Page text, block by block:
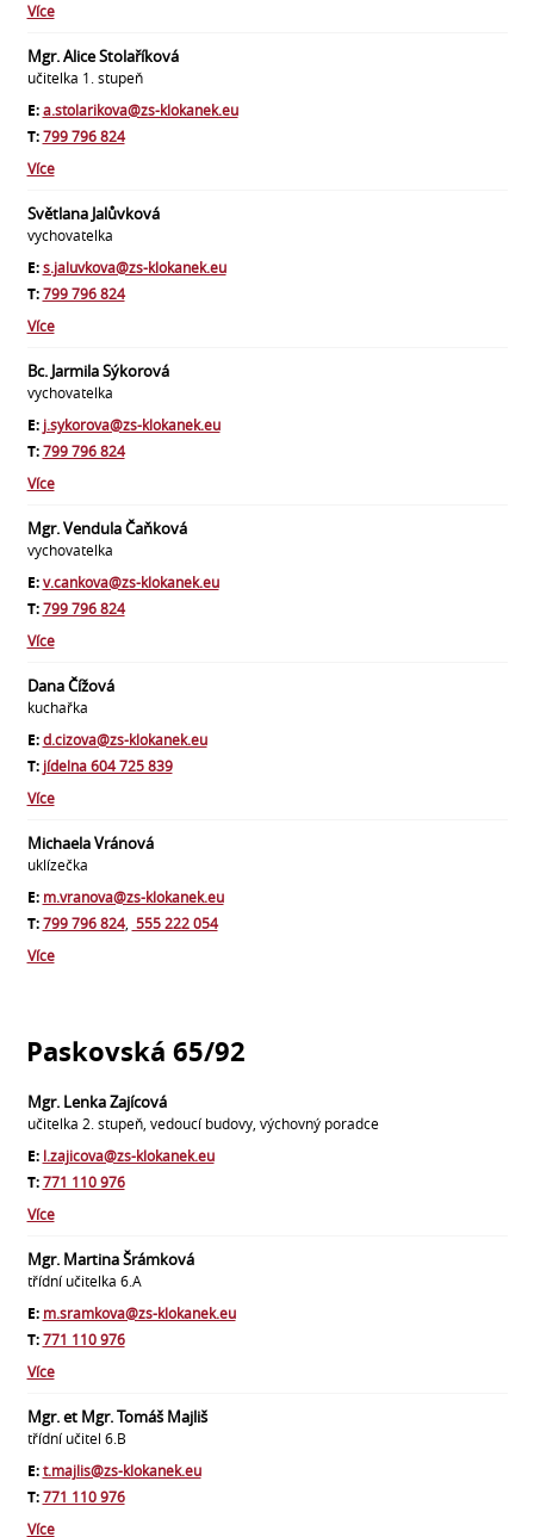
Více
Mgr. Alice Stolaříková
učitelka 1. stupeň
E:a.stolarikova@zs-klokanek.eu
T:799 796 824
Více
Světlana Jalůvková
vychovatelka
E:s.jaluvkova@zs-klokanek.eu
T:799 796 824
Více
Bc. Jarmila Sýkorová
vychovatelka
E: j.sykorova@zs-klokanek.eu
T:799 796 824
Více
Mgr. Vendula Čaňková
vychovatelka
E:v.cankova@zs-klokanek.eu
T:799 796 824
Více
Dana Čížová
kuchařka
E:d.cizova@zs-klokanek.eu
T: jídelna 604 725 839
Více
Michaela Vránová
uklízečka
E: m.vranova@zs-klokanek.eu
T:799 796 824, 555 222 054
Více
Paskovská 65/92
Mgr. Lenka Zajícová
učitelka 2. stupeň, vedoucí budovy, výchovný poradce
E: l.zajicova@zs-klokanek.eu
T:771 110 976
Více
Mgr. Martina Šrámková
třídní učitelka 6.A
E: m.sramkova@zs-klokanek.eu
T:771 110 976
Více
Mgr. et Mgr. Tomáš Majliš
třídní učitel 6.B
E:t.majlis@zs-klokanek.eu
T:771 110 976
Více